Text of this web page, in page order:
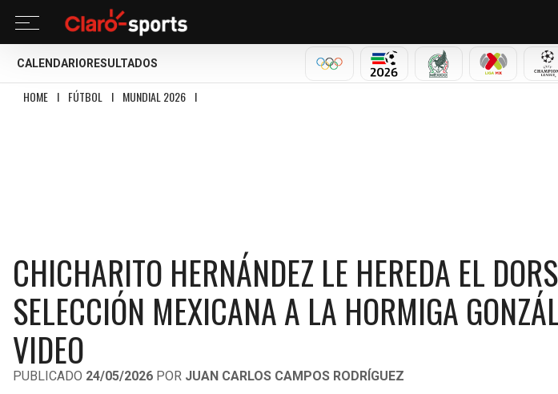
CALENDARIO RESULTADOS
OLÍMPICOSMUNDIAL 2026SELECCIÓNLIGA MX
HOME I FÚTBOL I MUNDIAL 2026 I
CHICHARITO HERNÁNDEZ LE HEREDA EL
SELECCIÓN MEXICANA A LA HORMIGA
VIDEO
PUBLICADO 24/05/2026 POR JUAN CARLOS CAMPOS RODRÍGUEZ